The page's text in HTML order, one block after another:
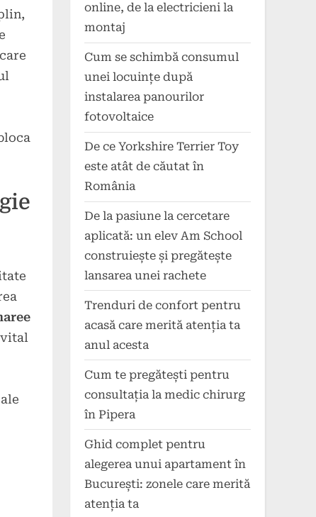
vital
online, de la electricieni la
montaj
Cum se schimbă consumul
unei locuințe după
instalarea panourilor
fotovoltaice
De ce Yorkshire Terrier Toy
este atât de căutat în
România
De la pasiune la cercetare
aplicată: un elev Am School
construiește și pregătește
lansarea unei rachete
Trenduri de confort pentru
acasă care merită atenția ta
anul acesta
Cum te pregătești pentru
consultația la medic chirurg
în Pipera
Ghid complet pentru
alegerea unui apartament în
București: zonele care merită
atenția ta